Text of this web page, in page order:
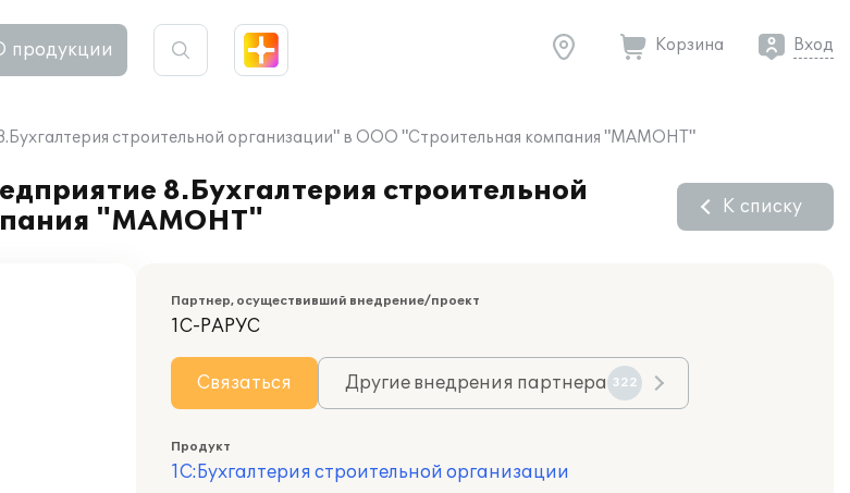
продукции Корзина Вход
строительной организации" в ООО "Строительная компания "МАМОНТ"
8.Бухгалтерия строительной
"МАМОНТ"
К списку
Партнер, осуществивший внедрение/проект
1С-РАРУС
Связаться Другие внедрения партнера 322
Продукт
1С:Бухгалтерия строительной организации